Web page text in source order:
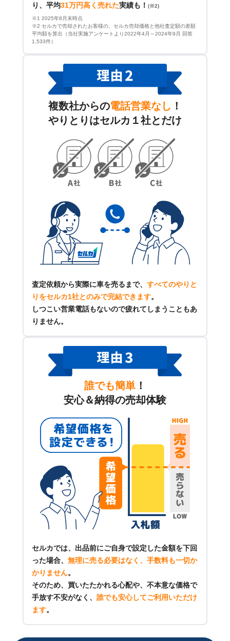
り、平均31万円高く売れた実績も！ (※2)
※1 2025年8月末時点
※2 セルカで売却されたお客様の、セルカ売却価格と他社査定額の差額
平均額を算出（当社実施アンケートより2022年4月～2024年9月 回答
1,533件）
複数社からの電話営業なし ！
やりとりはセルカ１社とだけ
査定依頼から実際に車を売るまで、 すべてのやりと
りをセルカ1社とのみで完結できます。
しつこい営業電話もないので疲れてしまうこともあ
りません。
誰でも簡単 ！
安心＆納得の売却体験
セルカでは、出品前にご自身で設定した金額を下回
った場合、 無理に売る必要はなく、手数料も一切か
かりません。
そのため、買いたたかれる心配や、不本意な価格で
手放す不安がなく、 誰でも安心してご利用いただけ
ます。